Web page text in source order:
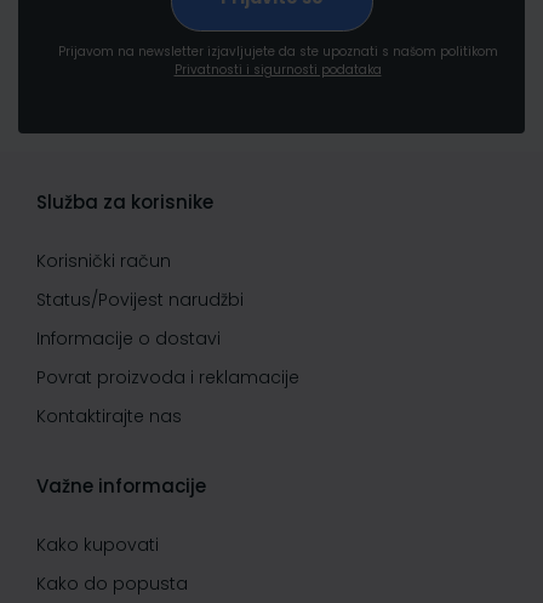
Prijavom na newsletter izjavljujete da ste upoznati s našom politikom
Privatnosti i sigurnosti podataka
Služba za korisnike
Korisnički račun
Status/Povijest narudžbi
Informacije o dostavi
Povrat proizvoda i reklamacije
Kontaktirajte nas
Važne informacije
Kako kupovati
Kako do popusta